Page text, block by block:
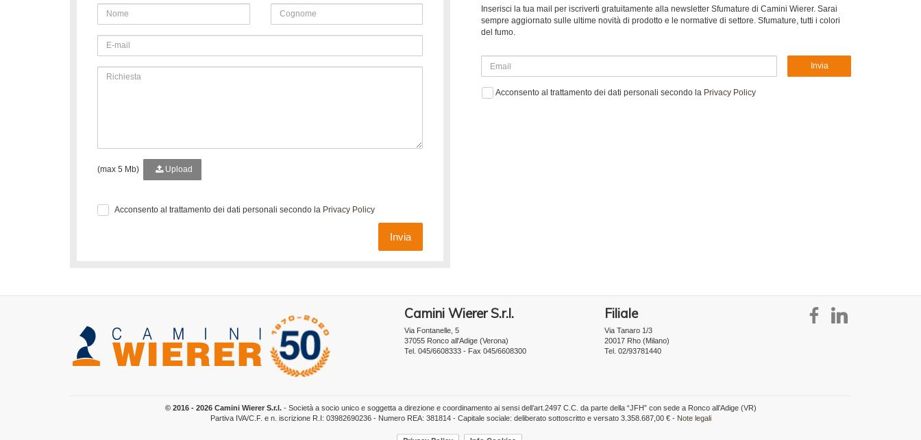
(max 5 Mb) Upload
Acconsento al trattamento dei dati personali secondo la Privacy Policy
Invia
Inserisci la tua mail per iscriverti gratuitamente alla newsletter Sfumature di Camini Wierer. Sarai
sempre aggiornato sulle ultime novità di prodotto e le normative di settore. Sfumature, tutti i colori
del fumo.
Invia
Acconsento al trattamento dei dati personali secondo la Privacy Policy
Camini Wierer S.r.l.
Via Fontanelle, 5
37055 Ronco all'Adige (Verona)
Tel. 045/6608333 - Fax 045/6608300
Filiale
Via Tanaro 1/3
20017 Rho (Milano)
Tel. 02/93781440
© 2016 - 2026 Camini Wierer S.r.l.- Società a socio unico e soggetta a direzione e coordinamento ai sensi dell’art.2497 C.C. da parte della “JFH” con sede a Ronco all’Adige (VR)
Partiva IVA/C.F. e n. iscrizione R.I: 03982690236 - Numero REA: 381814 - Capitale sociale: deliberato sottoscritto e versato 3.358.687,00 € - Note legali